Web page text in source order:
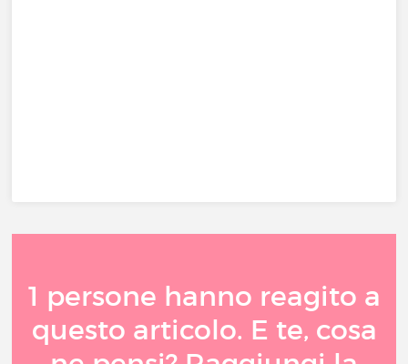
1 persone hanno reagito a
questo articolo. E te, cosa